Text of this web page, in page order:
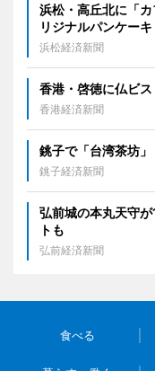
浜松・高丘北に「
リジナルパンケーキ
浜松経済新聞
香港・啓徳に仏ビ
香港経済新聞
銚子で「台湾茶坊
銚子経済新聞
弘前城の本丸天守
トも
弘前経済新聞
食べる